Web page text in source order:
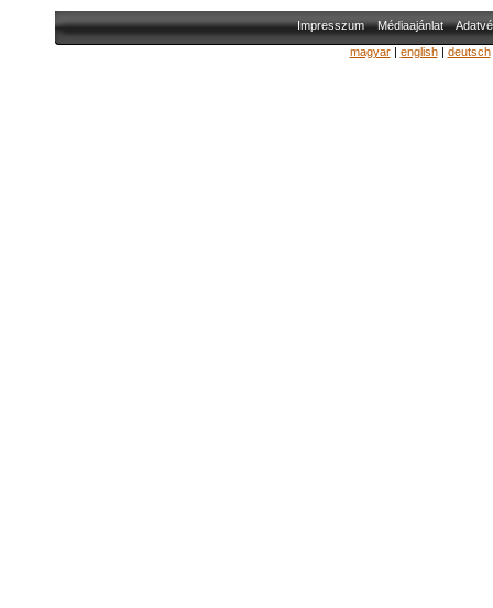
Impresszum Médiaajánlat
magyar| english| deutsch